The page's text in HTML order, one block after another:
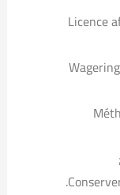
Licence